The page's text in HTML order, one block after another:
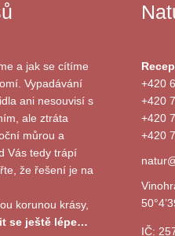
a jak se cítíme
Vypadávání
ani nesouvisí s
ale ztráta
můrou a
Vás tedy trápí
že řešení je na
korunou krásy,
se ještě lépe…
+420
+420
+420
+420
IČ: